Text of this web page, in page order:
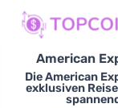
American
Die American
exklusiven